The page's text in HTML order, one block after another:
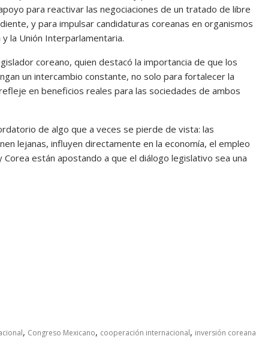
para reactivar las negociaciones de un tratado de libre
y para impulsar candidaturas coreanas en organismos
la Unión Interparlamentaria.
coreano, quien destacó la importancia de que los
un intercambio constante, no solo para fortalecer la
en beneficios reales para las sociedades de ambos
de algo que a veces se pierde de vista: las
lejanas, influyen directamente en la economía, el empleo
están apostando a que el diálogo legislativo sea una
, Congreso Mexicano, cooperación internacional, inversión coreana